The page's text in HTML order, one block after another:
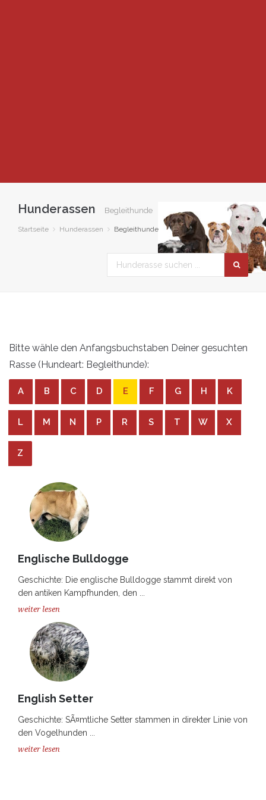
Hunderassen Begleithunde
Startseite Hunderassen Begleithunde
Bitte wähle den Anfangsbuchstaben Deiner gesuchten
Rasse (Hundeart: Begleithunde):
A B C D E F G H K
L M N P R S T W X
Z
Englische Bulldogge
Geschichte: Die englische Bulldogge stammt direkt von
den antiken Kampfhunden, den ...
weiter lesen
English Setter
Geschichte: SÃ¤mtliche Setter stammen in direkter Linie von
den Vogelhunden ...
weiter lesen